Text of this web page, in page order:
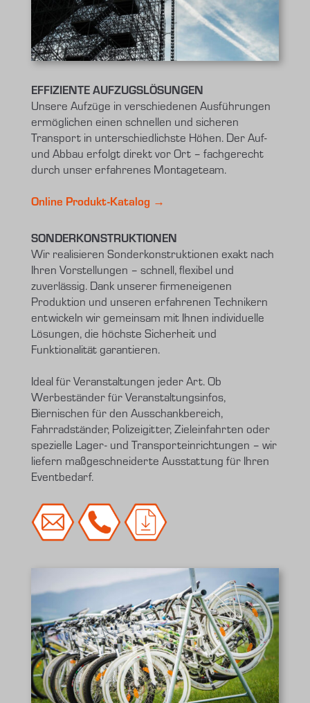
EFFIZIENTE AUFZUGSLÖSUNGEN
Unsere Aufzüge in verschiedenen Ausführungen
ermöglichen einen schnellen und sicheren
Transport in unterschiedlichste Höhen. Der Auf-
und Abbau erfolgt direkt vor Ort – fachgerecht
durch unser erfahrenes Montageteam.
Online Produkt-Katalog →
SONDERKONSTRUKTIONEN
Wir realisieren Sonderkonstruktionen exakt nach
Ihren Vorstellungen – schnell, flexibel und
zuverlässig. Dank unserer firmeneigenen
Produktion und unseren erfahrenen Technikern
entwickeln wir gemeinsam mit Ihnen individuelle
Lösungen, die höchste Sicherheit und
Funktionalität garantieren.
Ideal für Veranstaltungen jeder Art. Ob
Werbeständer für Veranstaltungsinfos,
Biernischen für den Ausschankbereich,
Fahrradständer, Polizeigitter, Zieleinfahrten oder
spezielle Lager- und Transporteinrichtungen – wir
liefern maßgeschneiderte Ausstattung für Ihren
Eventbedarf.